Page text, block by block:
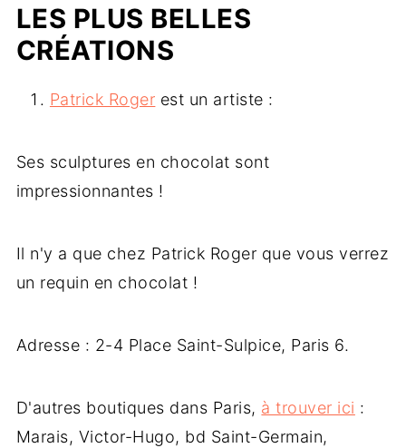
LES PLUS BELLES
CRÉATIONS
Patrick Roger est un artiste :
Ses sculptures en chocolat sont
impressionnantes !
Il n'y a que chez Patrick Roger que vous verrez
un requin en chocolat !
Adresse : 2-4 Place Saint-Sulpice, Paris 6.
D'autres boutiques dans Paris, à trouver ici :
Marais, Victor-Hugo, bd Saint-Germain,